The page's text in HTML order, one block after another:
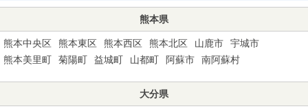
熊本県
熊本中央区 熊本東区 熊本西区 熊本北区 山鹿市
宇城市
熊本美里町
菊陽町 益城町 山都町 阿蘇市 南阿蘇村
大分県